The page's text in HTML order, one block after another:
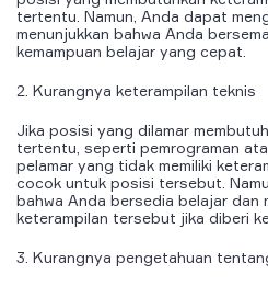
tertentu. Namun, Anda dapat
menunjukkan bahwa Anda
kemampuan belajar yang cepat.
2. Kurangnya keterampilan teknis
Jika posisi yang dilamar
tertentu, seperti pemrograman
pelamar yang tidak memiliki
cocok untuk posisi tersebut.
bahwa Anda bersedia belajar dan
keterampilan tersebut jika diberi
3. Kurangnya pengetahuan